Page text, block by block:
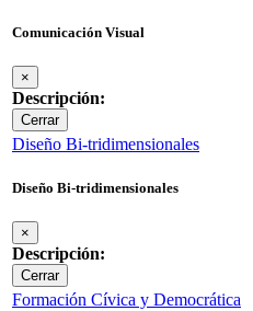
Comunicación Visual
×
Descripción:
Cerrar
Diseño Bi-tridimensionales
Diseño Bi-tridimensionales
×
Descripción:
Cerrar
Formación Cívica y Democrática